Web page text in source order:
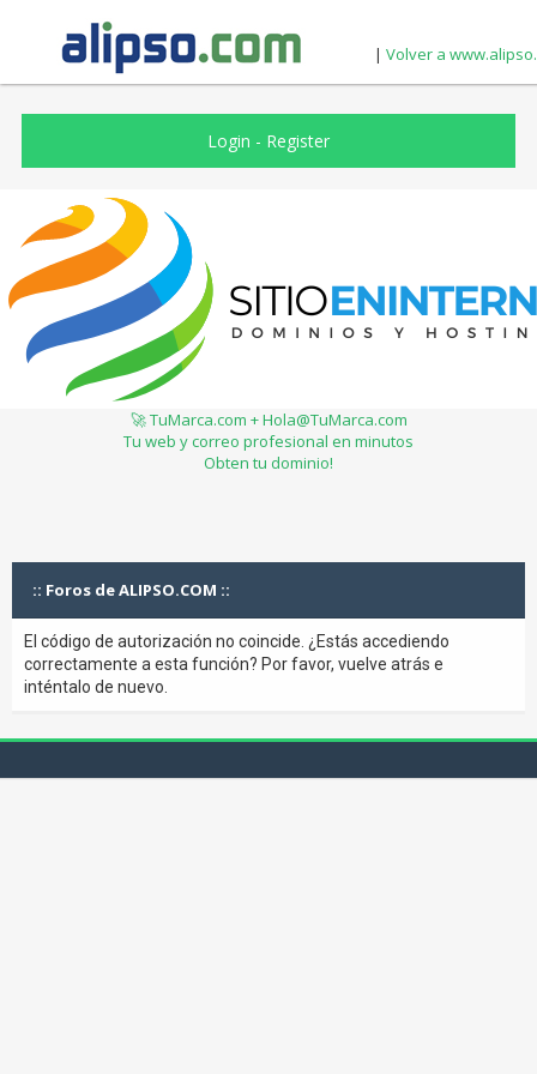
| Volver a
Login - Register
🚀 TuMarca.com + Hola@TuMarca.com
Tu web y correo profesional en minutos
Obten tu dominio!
:: Foros de ALIPSO.COM ::
El código de autorización no coincide. ¿Estás accediendo
correctamente a esta función? Por favor, vuelve atrás e
inténtalo de nuevo.